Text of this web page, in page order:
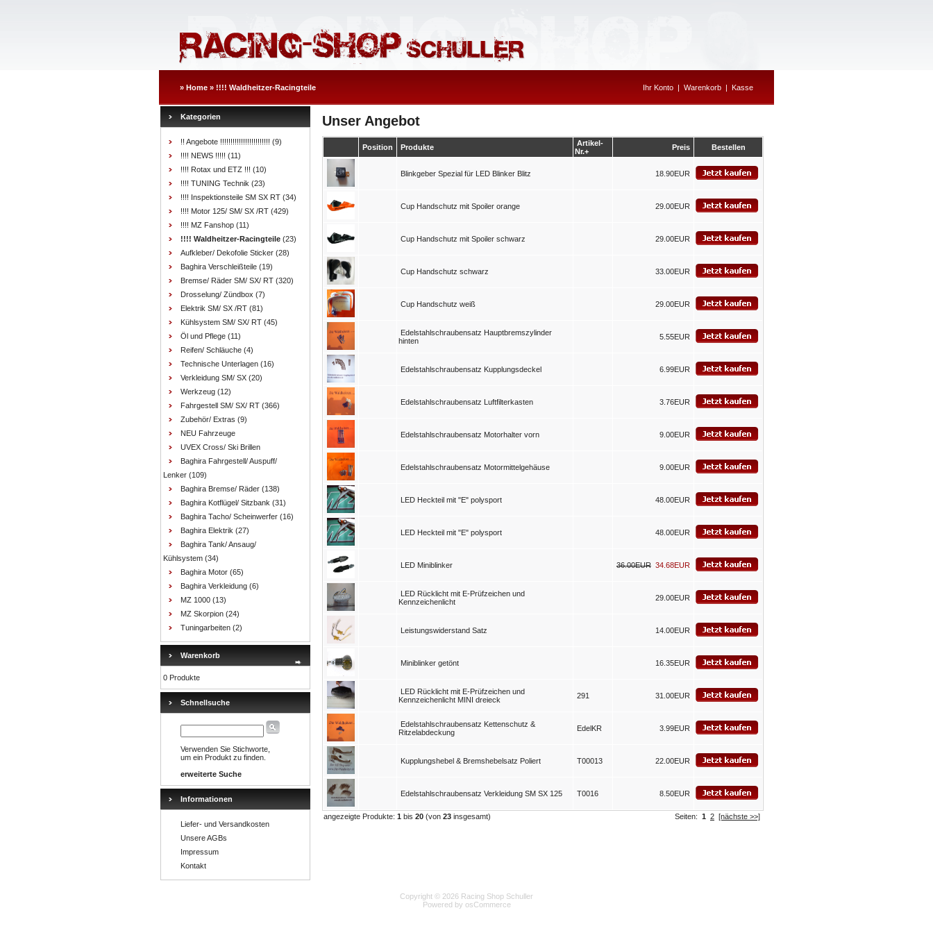
» Home » !!!! Waldheitzer-Racingteile Ihr Konto | Warenkorb | Kasse
Kategorien
!! Angebote !!!!!!!!!!!!!!!!!!!!!!!! (9)
!!!! NEWS !!!!! (11)
!!!! Rotax und ETZ !!! (10)
!!!! TUNING Technik (23)
!!!! Inspektionsteile SM SX RT (34)
!!!! Motor 125/ SM/ SX /RT (429)
!!!! MZ Fanshop (11)
!!!! Waldheitzer-Racingteile (23)
Aufkleber/ Dekofolie Sticker (28)
Baghira Verschleißteile (19)
Bremse/ Räder SM/ SX/ RT (320)
Drosselung/ Zündbox (7)
Elektrik SM/ SX /RT (81)
Kühlsystem SM/ SX/ RT (45)
Öl und Pflege (11)
Reifen/ Schläuche (4)
Technische Unterlagen (16)
Verkleidung SM/ SX (20)
Werkzeug (12)
Fahrgestell SM/ SX/ RT (366)
Zubehör/ Extras (9)
NEU Fahrzeuge
UVEX Cross/ Ski Brillen
Baghira Fahrgestell/ Auspuff/
Lenker (109)
Baghira Bremse/ Räder (138)
Baghira Kotflügel/ Sitzbank (31)
Baghira Tacho/ Scheinwerfer (16)
Baghira Elektrik (27)
Baghira Tank/ Ansaug/
Kühlsystem (34)
Baghira Motor (65)
Baghira Verkleidung (6)
MZ 1000 (13)
MZ Skorpion (24)
Tuningarbeiten (2)
Warenkorb
0 Produkte
Schnellsuche
Verwenden Sie Stichworte,
um ein Produkt zu finden.
erweiterte Suche
Informationen
Liefer- und Versandkosten
Unsere AGBs
Impressum
Kontakt
Unser Angebot
Position Produkte
Artikel-
Nr.+
Preis Bestellen
Blinkgeber Spezial für LED Blinker Blitz 18.90EUR
Cup Handschutz mit Spoiler orange 29.00EUR
Cup Handschutz mit Spoiler schwarz 29.00EUR
Cup Handschutz schwarz 33.00EUR
Cup Handschutz weiß 29.00EUR
Edelstahlschraubensatz Hauptbremszylinder
hinten
5.55EUR
Edelstahlschraubensatz Kupplungsdeckel 6.99EUR
Edelstahlschraubensatz Luftfilterkasten 3.76EUR
Edelstahlschraubensatz Motorhalter vorn 9.00EUR
Edelstahlschraubensatz Motormittelgehäuse 9.00EUR
LED Heckteil mit "E" polysport 48.00EUR
LED Heckteil mit "E" polysport 48.00EUR
LED Miniblinker 36.00EUR 34.68EUR
LED Rücklicht mit E-Prüfzeichen und
Kennzeichenlicht
29.00EUR
Leistungswiderstand Satz 14.00EUR
Miniblinker getönt 16.35EUR
LED Rücklicht mit E-Prüfzeichen und
Kennzeichenlicht MINI dreieck
291 31.00EUR
Edelstahlschraubensatz Kettenschutz &
Ritzelabdeckung
EdelKR 3.99EUR
Kupplungshebel & Bremshebelsatz Poliert T00013 22.00EUR
Edelstahlschraubensatz Verkleidung SM SX 125 T0016 8.50EUR
angezeigte Produkte: 1 bis 20 (von 23 insgesamt) Seiten: 1 2 [nächste >>]
Copyright © 2026 Racing Shop Schuller
Powered by osCommerce